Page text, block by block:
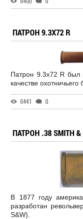
ПАТРОН 9.3X72 R
Патрон 9.3x72 R был
качестве охотничьего
6441 0
ПАТРОН .38 SMITH &
В 1877 году
разработан
S&W).